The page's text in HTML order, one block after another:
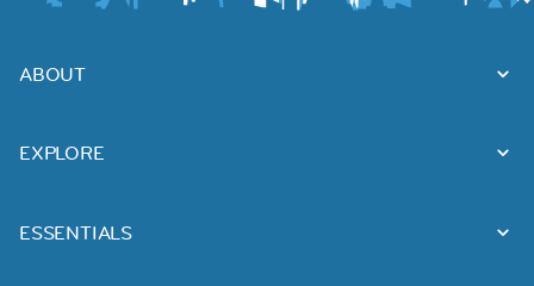
ABOUT
EXPLORE
ESSENTIALS